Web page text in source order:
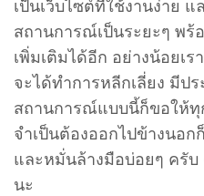
สถานการณ์เป็นระยะๆ พ
เพิ่มเติมได้อีก อย่างน้อยเ
จะได้ทำการหลีกเลี่ยง มีป
สถานการณ์แบบนี้ก็ขอให้ทุ
จำเป็นต้องออกไปข้างนอ
และหมั่นล้างมือบ่อยๆ ครั
นะ